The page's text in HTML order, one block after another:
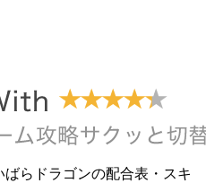
ばらドラゴンの配合表・スキ